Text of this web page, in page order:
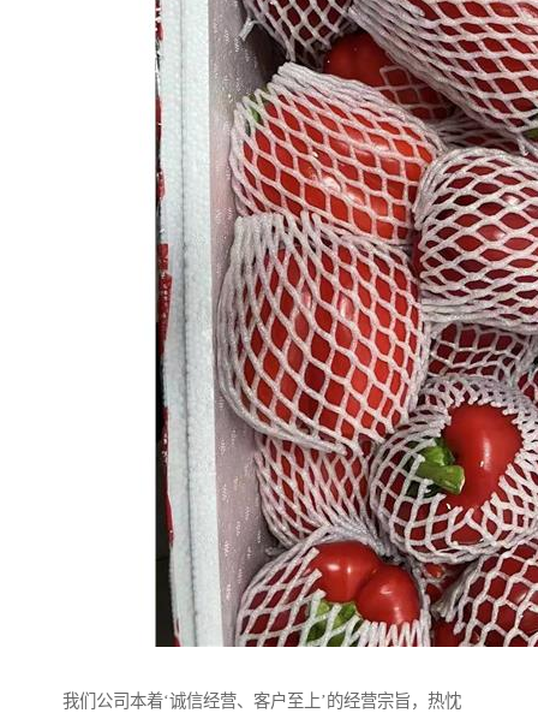
我们公司本着‘诚信经营、客户至上’的经营宗旨，热忱